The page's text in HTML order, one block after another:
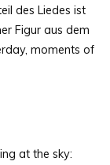
des Liedes ist
Figur aus dem
moments of
at the sky: